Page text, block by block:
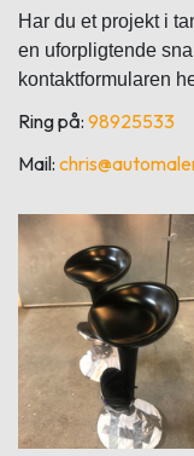
Har du et projekt i
en uforpligtende
kontaktformularen
Ring på: 98925533
Mail: